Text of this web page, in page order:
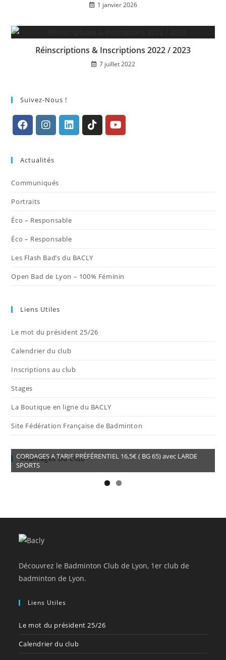
1 janvier 2026
Réinscriptions & Inscriptions 2022 / 2023
7 juillet 2022
Suivez-Nous !
un
nouvel
nouvel
Actualités
Communiqués
Portraits
Éco – Responsable
Éco – Responsable
Les Flash Bad’s du BACLY
Open Bad de Lyon – 100% Féminin
Liens Utiles
Le mot du président 25/26
Calendrier du club
Inscriptions au club
Stages
La Boutique en ligne du BACLY
Site Fédération Française de Badminton
Avantages Du Club
CORDAGES A TARIF PRÉFÉRENTIEL 16,5€ ( BG 65) avec LARDE
SPORTS
Découvrez le Badminton Club de Lyon, 1er club de
badminton de Lyon.
Liens Utiles
Le mot du président 25/26
Calendrier du club